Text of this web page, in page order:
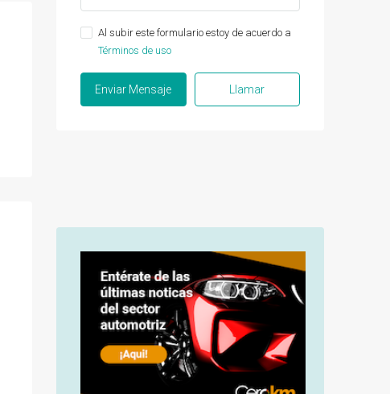
Al subir este formulario estoy de acuerdo a
Términos de uso
Enviar Mensaje Llamar